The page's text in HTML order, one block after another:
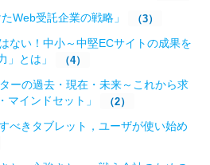
Web受託企業の戦略 」 （3）
ない！中小～中堅ECサイトの成果を
」とは」
（4）
ーの過去・現在・未来～これから求
マインドセット」
（2）
べきタブレット，ユーザが使い始め